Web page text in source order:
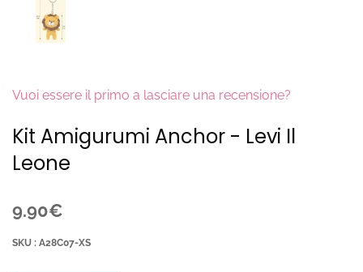
Vuoi essere il primo a lasciare una recensione?
Kit Amigurumi Anchor - Levi Il
Leone
9.90€
SKU : A28C07-XS